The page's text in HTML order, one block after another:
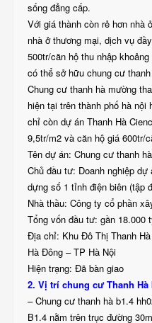
sống đẳng cấp.
Với giá thành còn rẻ hơn nhà
nhà ở thương mại, dịch vụ
500tr/căn hộ thu nhập
có thể sở hữu chung cư
Chung cư thanh hà mường
hiện tại trên thành phố hà
chỉ còn dự án Thanh Hà
9,5tr/m2 và căn hộ giá 600tr/
Tên dự án: Chung cư thanh
Chủ đầu tư: Doanh nghiệp
dựng số 1 tỉnh điện biên (tập
Nhà thầu: Công ty cổ phần
Tổng vốn đầu tư: gần 18.000
Địa chỉ: Khu Đô Thị Thanh
Hà Đông – TP Hà Nội
Hiện trạng: Đã bàn giao
2. Vị trí chung cư Thanh Hà
– Chung cư thanh hà b1.4
B1.4 nằm trên trục đường